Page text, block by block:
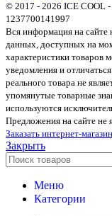
© 2017 - 2026 ICE
1237700141997
Вся информация на сайте
данных, доступных на
характеристики товаров
уведомления и
реального товара не
упомянутые товарные
используются
Предложения на сайте не
Заказать интернет-магазин
Закрыть
Меню
Категории